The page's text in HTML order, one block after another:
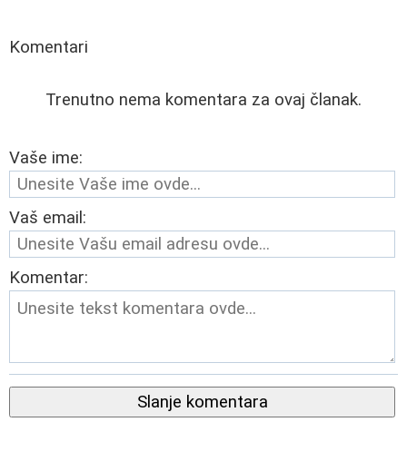
Komentari
Trenutno nema komentara za ovaj članak.
Vaše ime:
Vaš email:
Komentar:
Slanje komentara